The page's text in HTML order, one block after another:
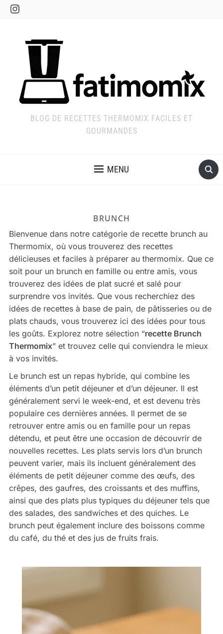
Instagram
BLOG DE RECETTES THERMOMIX FACILES ET
GOURMANDES
MENU
BRUNCH
Bienvenue dans notre catégorie de recette brunch au
Thermomix, où vous trouverez des recettes
délicieuses et faciles à préparer au thermomix. Que ce
soit pour un brunch en famille ou entre amis, vous
trouverez des idées de plat sucré et salé pour
surprendre vos invités. Que vous recherchiez des
idées de recettes à base de pain, de pâtisseries ou de
plats chauds, vous trouverez ici des idées pour tous
les goûts. Explorez notre sélection “recette Brunch
Thermomix” et trouvez celle qui conviendra le mieux
à vos invités.
Le brunch est un repas hybride, qui combine les
éléments d’un petit déjeuner et d’un déjeuner. Il est
généralement servi le week-end, et est devenu très
populaire ces dernières années. Il permet de se
retrouver entre amis ou en famille pour un repas
détendu, et peut être une occasion de découvrir de
nouvelles recettes. Les plats servis lors d’un brunch
peuvent varier, mais ils incluent généralement des
éléments de petit déjeuner comme des œufs, des
crêpes, des gaufres, des croissants et des muffins,
ainsi que des plats plus typiques du déjeuner tels que
des salades, des sandwiches et des quiches. Le
brunch peut également inclure des boissons comme
du café, du thé et des jus de fruits frais.